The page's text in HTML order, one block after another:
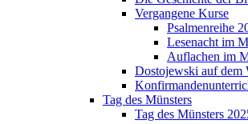
Vergangene Kurse
Psalmenreihe
Lesenacht im
Auflachen im
Dostojewski auf dem
Tag des Münsters
Tag des Münsters